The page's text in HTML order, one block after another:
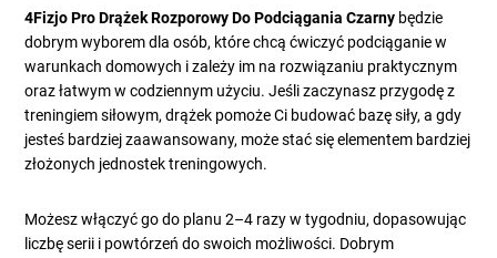
4Fizjo Pro Drążek Rozporowy Do Podciągania Czarny będzie
dobrym wyborem dla osób, które chcą ćwiczyć podciąganie w
warunkach domowych i zależy im na rozwiązaniu praktycznym
oraz łatwym w codziennym użyciu. Jeśli zaczynasz przygodę z
treningiem siłowym, drążek pomoże Ci budować bazę siły, a gdy
jesteś bardziej zaawansowany, może stać się elementem bardziej
złożonych jednostek treningowych.
Możesz włączyć go do planu 2–4 razy w tygodniu, dopasowując
liczbę serii i powtórzeń do swoich możliwości. Dobrym